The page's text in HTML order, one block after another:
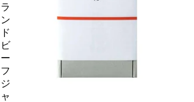
ラ
ン
ド
ビ
ー
フ
ジ
ャ